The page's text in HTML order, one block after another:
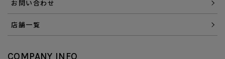
お問い合わせ
店舗一覧
COMPANY INFO